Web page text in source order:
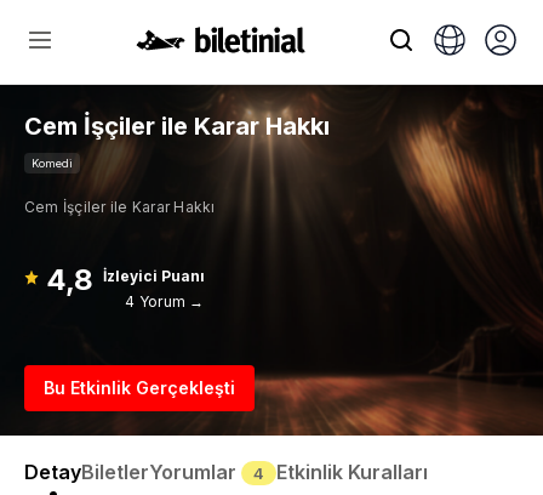
Cem İşçiler ile Karar Hakkı
Komedi
Cem İşçiler ile Karar Hakkı
4,8 İzleyici Puanı
4 Yorum →
Bu Etkinlik Gerçekleşti
DetayBiletlerYorumlar 4 Etkinlik Kuralları